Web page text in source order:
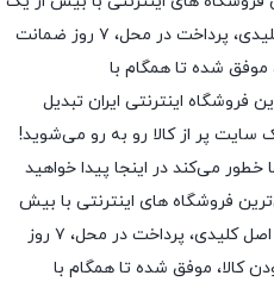
دهه تجربه، با پایبندی به سه اصل کلیدی، پرداخت در محل، ۷ روز ضمانت
موفق شده تا همگام با
فروشگاه اینترنتی ایران تبدیل
سایت پر از کالا رو به رو می‌شوید!
می‌کند در اینجا پیدا خواهید
فروشگاه های اینترنتی با بیش
از یک دهه تجربه، با پایبندی به سه اصل کلیدی، پرداخت در محل، ۷ روز
کالا، موفق شده تا همگام با